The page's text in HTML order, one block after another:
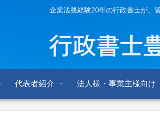
企業法務経験20年の行政書士が、
代表者紹介 法人様・事業主様向け